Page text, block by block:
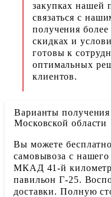
закупках нашей
связаться с
получения
скидках и
готовы к
оптимальных
клиентов.
Варианты
Московской области
Вы можете
самовывоза с
МКАД 41-й
павильон Г-25.
доставки. Полную